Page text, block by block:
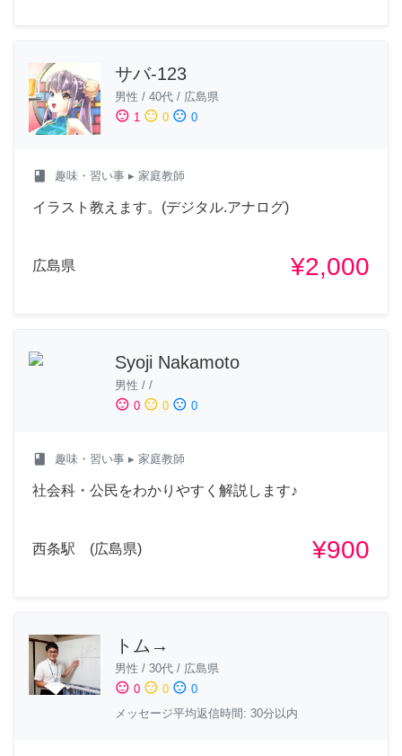
サバ-123
男性 / 40代 / 広島県
sentiment_satisfied 1 sentiment_neutral 0 sentiment_dissatisfied 0
class 趣味・習い事 ▸ 家庭教師
イラスト教えます。(デジタル.アナログ)
広島県 ¥2,000
Syoji Nakamoto
男性 / /
sentiment_satisfied 0 sentiment_neutral 0 sentiment_dissatisfied 0
class 趣味・習い事 ▸ 家庭教師
社会科・公民をわかりやすく解説します♪
西条駅 (広島県) ¥900
トム→
男性 / 30代 / 広島県
sentiment_satisfied 0 sentiment_neutral 0 sentiment_dissatisfied 0
メッセージ平均返信時間: 30分以内